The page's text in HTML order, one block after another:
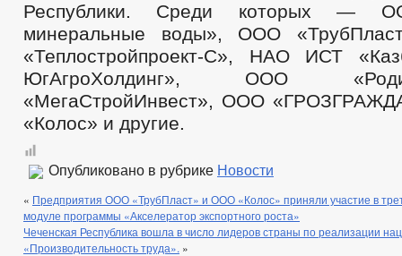
Республики. Среди которых —
минеральные воды», ООО
«Теплостройпроект-С», НАО ИСТ
ЮгАгроХолдинг», ООО
«МегаСтройИнвест», ООО
«Колос» и другие.
Опубликовано в рубрике Новости
« Предприятия ООО «ТрубПласт» и ООО «Колос» приняли участие в
модуле программы «Акселератор экспортного роста»
Чеченская Республика вошла в число лидеров страны по реализации
«Производительность труда». »